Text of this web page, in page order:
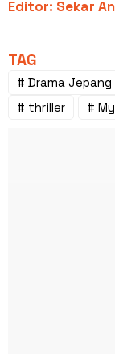
Editor: Sekar
TAG
# Drama Jepang
# thriller
#